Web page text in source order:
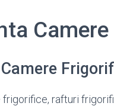
frigorifice, rafturi